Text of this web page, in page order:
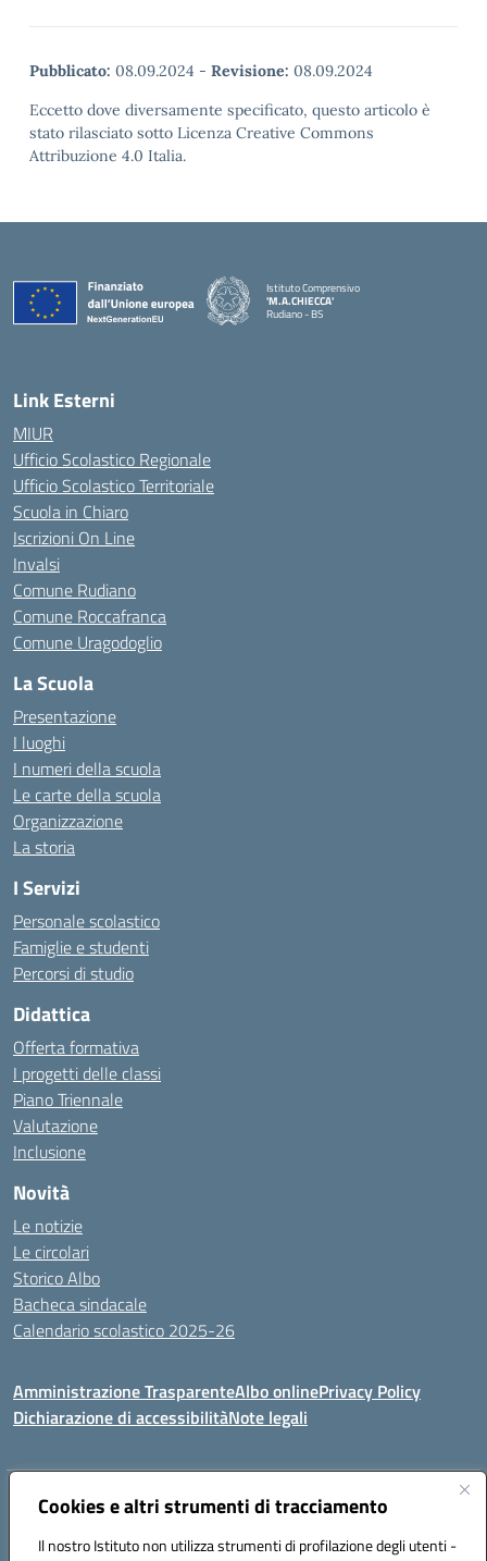
Cookies e altri strumenti di tracciamento
Il nostro Istituto non utilizza strumenti di profilazione degli utenti -
Pubblicato: 08.09.2024 - Revisione: 08.09.2024
Eccetto dove diversamente specificato, questo articolo è
stato rilasciato sotto Licenza Creative Commons
Attribuzione 4.0 Italia.
Istituto Comprensivo
'M.A.CHIECCA'
Rudiano - BS
Link Esterni
MIUR
Ufficio Scolastico Regionale
Ufficio Scolastico Territoriale
Scuola in Chiaro
Iscrizioni On Line
Invalsi
Comune Rudiano
Comune Roccafranca
Comune Uragodoglio
La Scuola
Presentazione
I luoghi
I numeri della scuola
Le carte della scuola
Organizzazione
La storia
I Servizi
Personale scolastico
Famiglie e studenti
Percorsi di studio
Didattica
Offerta formativa
I progetti delle classi
Piano Triennale
Valutazione
Inclusione
Novità
Le notizie
Le circolari
Storico Albo
Bacheca sindacale
Calendario scolastico 2025-26
Amministrazione TrasparenteAlbo onlinePrivacy Policy
Dichiarazione di accessibilitàNote legali
Indirizzo:VIA A. DE GASPERI, 41 RUDIANO 25030 RUDIANO
Posta elettronica certificata (PEC):bsic86100r@pec.istruzione.it